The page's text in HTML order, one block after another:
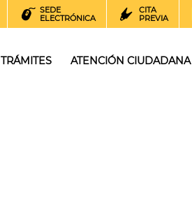
SEDE
ELECTRÓNICA
CITA
PREVIA
TRÁMITES ATENCIÓN CIUDADANA